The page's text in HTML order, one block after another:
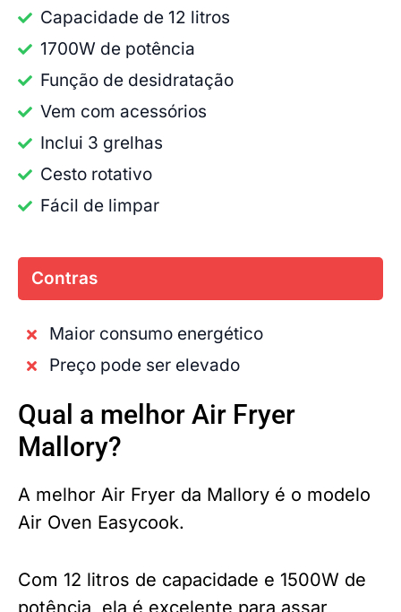
Capacidade de 12 litros
1700W de potência
Função de desidratação
Vem com acessórios
Inclui 3 grelhas
Cesto rotativo
Fácil de limpar
Contras
Maior consumo energético
Preço pode ser elevado
Qual a melhor Air Fryer
Mallory?
A melhor Air Fryer da Mallory é o modelo
Air Oven Easycook.
Com 12 litros de capacidade e 1500W de
potência, ela é excelente para assar,